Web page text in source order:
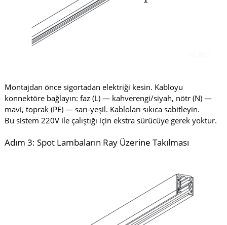
Montajdan önce sigortadan elektriği kesin. Kabloyu
konnektöre bağlayın: faz (L) — kahverengi/siyah, nötr (N) —
mavi, toprak (PE) — sarı-yeşil. Kabloları sıkıca sabitleyin.
Bu sistem 220V ile çalıştığı için ekstra sürücüye gerek yoktur.
Adım 3: Spot Lambaların Ray Üzerine Takılması